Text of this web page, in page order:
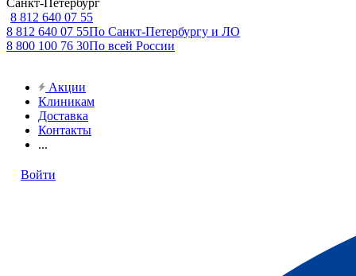
Санкт-Петербург
8 812 640 07 55
8 812 640 07 55По Санкт-Петербургу и ЛО
8 800 100 76 30По всей России
Акции
Клиникам
Доставка
Контакты
...
Войти